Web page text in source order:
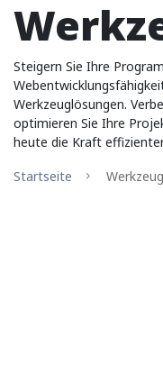
Steigern Sie Ihre
Werkzeuglösungen.
optimieren Sie Ihre
heute die Kraft
Startseite